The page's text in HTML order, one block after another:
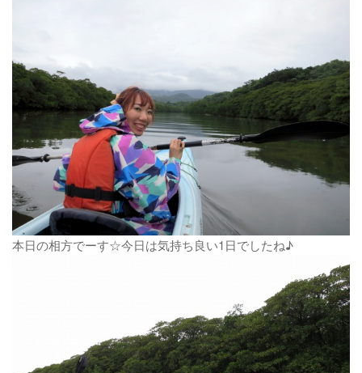
本日の相方でーす☆今日は気持ち良い1日でしたね♪